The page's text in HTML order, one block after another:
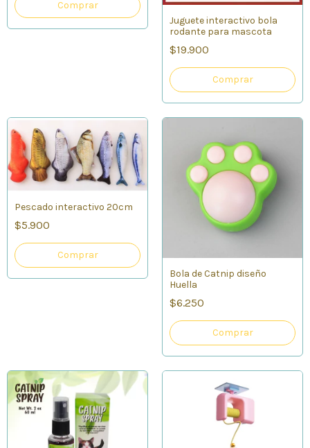
Juguete interactivo bola
rodante para mascota
$19.900
Comprar
Pescado interactivo 20cm
$5.900
Comprar
Bola de Catnip diseño
Huella
$6.250
Comprar